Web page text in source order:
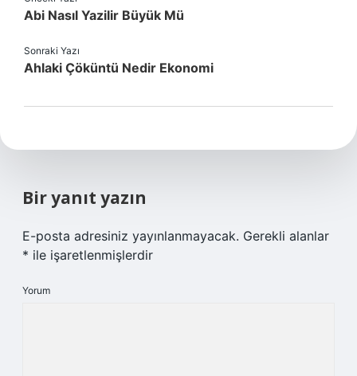
Abi Nasıl Yazilir Büyük Mü
Sonraki Yazı
Ahlaki Çöküntü Nedir Ekonomi
Bir yanıt yazın
E-posta adresiniz yayınlanmayacak. Gerekli alanlar
* ile işaretlenmişlerdir
Yorum